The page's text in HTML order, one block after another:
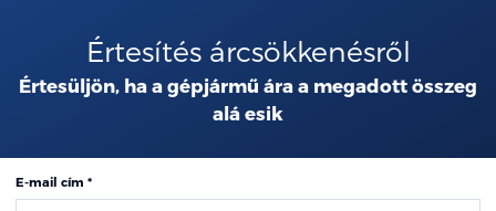
Értesítés árcsökkenésről
Értesüljön, ha a gépjármű ára a megadott összeg
alá esik
E-mail cím